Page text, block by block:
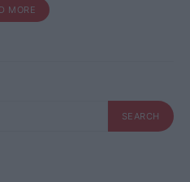
MORE
SEARCH